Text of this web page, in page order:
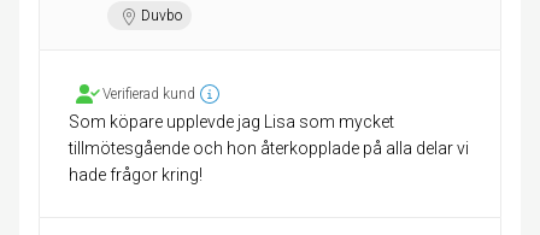
Duvbo
Verifierad kund
Som köpare upplevde jag Lisa som mycket
tillmötesgående och hon återkopplade på alla delar vi
hade frågor kring!